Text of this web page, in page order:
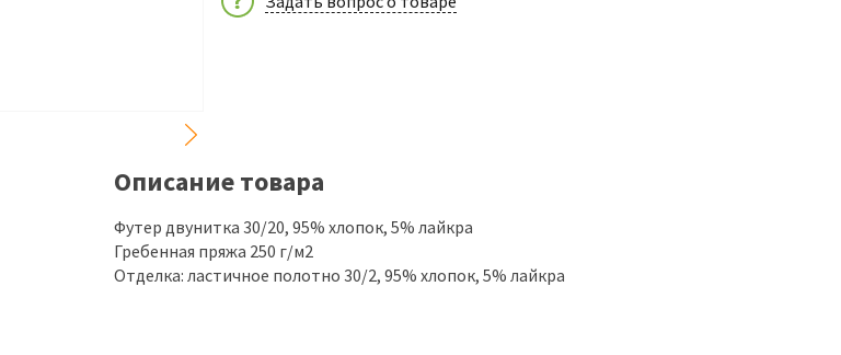
Описание товара
Футер двунитка 30/20, 95% хлопок, 5% лайкра
Гребенная пряжа 250 г/м2
Отделка: ластичное полотно 30/2, 95% хлопок, 5% лайкра